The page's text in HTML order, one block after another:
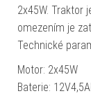
2x45W. Traktor
omezením je
Technické
Motor: 2x45W
Baterie: